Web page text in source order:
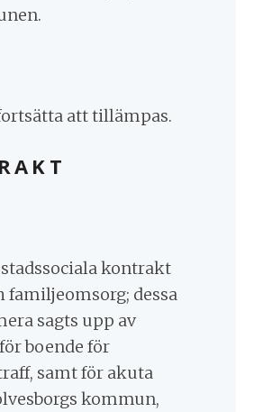
att tillämpas.
kontrakt
familjeomsorg; dessa
sagts upp av
boende för
samt för akuta
kommun,